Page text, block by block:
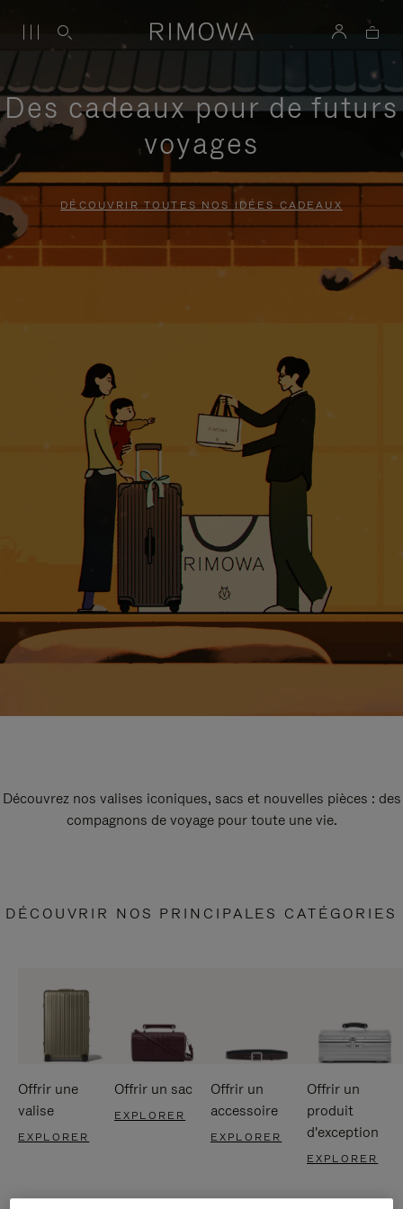
Des cadeaux pour de futurs
voyages
DÉCOUVRIR TOUTES NOS IDÉES CADEAUX
Découvrez nos valises iconiques, sacs et nouvelles pièces : des
compagnons de voyage pour toute une vie.
DÉCOUVRIR NOS PRINCIPALES CATÉGORIES
Offrir une
valise
EXPLORER
Offrir un sac
EXPLORER
Offrir un
accessoire
EXPLORER
Offrir un
produit
d'exception
EXPLORER